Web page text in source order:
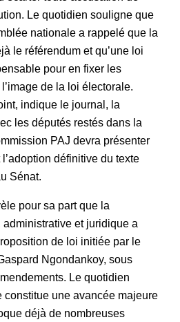
Le quotidien souligne que
nationale a rappelé que la
le référendum et qu’une loi
pour en fixer les
de la loi électorale.
indique le journal, la
les députés restés dans la
PAJ devra présenter
définitive du texte
Sénat.
pour sa part que la
et juridique a
de loi initiée par le
Ngondankoy, sous
Le quotidien
constitue une avancée majeure
déjà de nombreuses